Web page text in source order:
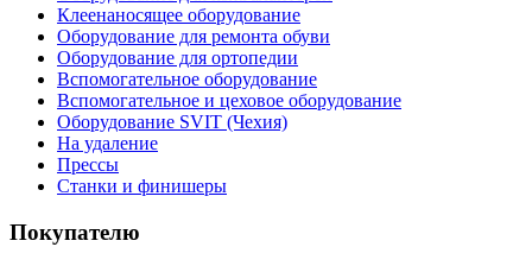
Клеенаносящее оборудование
Оборудование для ремонта обуви
Оборудование для ортопедии
Вспомогательное оборудование
Вспомогательное и цеховое оборудование
Оборудование SVIT (Чехия)
На удаление
Прессы
Станки и финишеры
Покупателю